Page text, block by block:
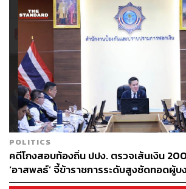
กลายเป็นพรรคฝ่ายค้าน และนำมาซึ่งโจท
ตำแหน่งผู้นำฝ่ายค้านในสภาผู้แทนราษฎร
รัฐธรรมนูญคือ ต้องไม่มี สส. ของพรรคดำ
รัฐมนตรี ประธานสภา หรือรองประธานส
พรรคก้าวไกลยังไม่สามารถทำตามเงื่อนไ
ในที่สุดวันที่ 28 กันยายน 2566 การประชุ
บริหารพรรคก้าวไกลและ สส. พรรคก้าว
พัทธ์ สันติภาดา ออกจากสมาชิกพรรค หลั
นั่งเก้าอี้รองประธานสภาผู้แทนราษฎรคนที่
ก้าวไกลก็ระบุว่าจะเป็นได้เป็นฝ่ายค้านโด
POLITICS
คดีโกงสอบท้องถิ่น ปปง. ตรวจเส้นเงิน
‘อาสพลธ์’ จี้ข้าราชการระดับสูงซัดทอดผู้บ